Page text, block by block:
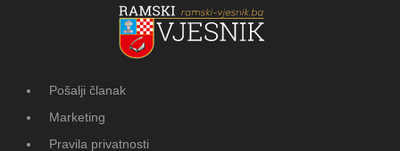
Pošalji članak
Marketing
Pravila privatnosti